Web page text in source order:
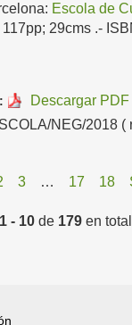
Escola de
117pp; 29cms .-
Descargar PDF
NEG/2018 (
3 … 17 18
1 - 10 de 179 en total